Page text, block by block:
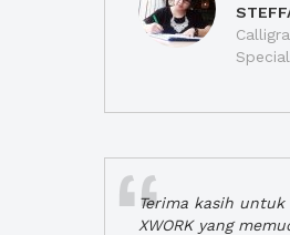
Terima kasih untuk
XWORK yang